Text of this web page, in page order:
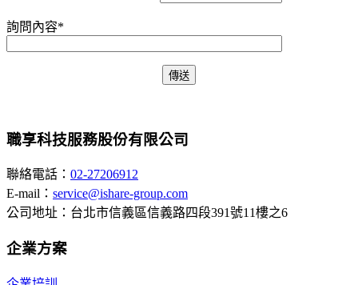
詢問內容*
職享科技服務股份有限公司
聯絡電話： 02-27206912
E-mail： service@ishare-group.com
公司地址：台北市信義區信義路四段391號11樓之6
企業方案